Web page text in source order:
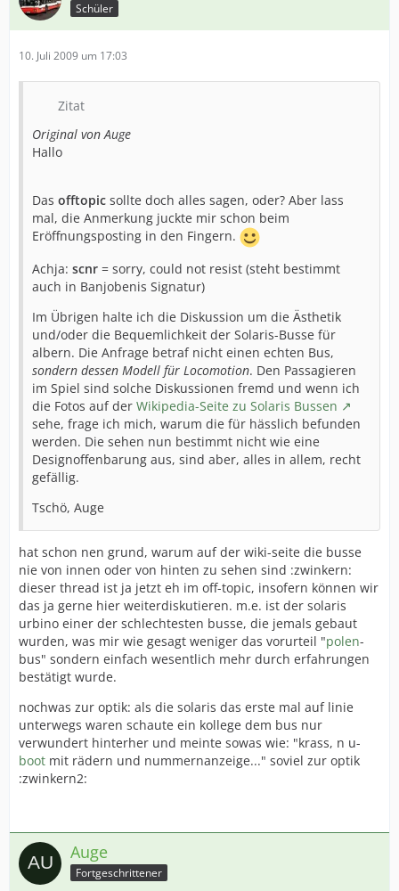
Schüler
10. Juli 2009 um 17:03
Zitat
Original von Auge
Hallo
Das offtopic sollte doch alles sagen, oder? Aber lass
mal, die Anmerkung juckte mir schon beim
Eröffnungsposting in den Fingern.
Achja: scnr = sorry, could not resist (steht bestimmt
auch in Banjobenis Signatur)
Im Übrigen halte ich die Diskussion um die Ästhetik
und/oder die Bequemlichkeit der Solaris-Busse für
albern. Die Anfrage betraf nicht einen echten Bus,
sondern dessen Modell für Locomotion. Den Passagieren
im Spiel sind solche Diskussionen fremd und wenn ich
die Fotos auf der Wikipedia-Seite zu Solaris Bussen
sehe, frage ich mich, warum die für hässlich befunden
werden. Die sehen nun bestimmt nicht wie eine
Designoffenbarung aus, sind aber, alles in allem, recht
gefällig.
Tschö, Auge
hat schon nen grund, warum auf der wiki-seite die busse
nie von innen oder von hinten zu sehen sind :zwinkern:
dieser thread ist ja jetzt eh im off-topic, insofern können wir
das ja gerne hier weiterdiskutieren. m.e. ist der solaris
urbino einer der schlechtesten busse, die jemals gebaut
wurden, was mir wie gesagt weniger das vorurteil "polen-
bus" sondern einfach wesentlich mehr durch erfahrungen
bestätigt wurde.
nochwas zur optik: als die solaris das erste mal auf linie
unterwegs waren schaute ein kollege dem bus nur
verwundert hinterher und meinte sowas wie: "krass, n u-
boot mit rädern und nummernanzeige..." soviel zur optik
:zwinkern2:
Auge
Fortgeschrittener